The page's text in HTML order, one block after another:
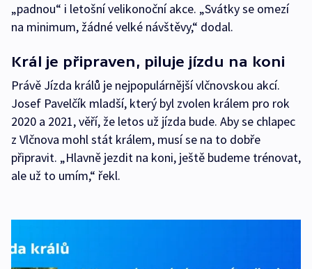
„padnou“ i letošní velikonoční akce. „Svátky se omezí
na minimum, žádné velké návštěvy,“ dodal.
Král je připraven, piluje jízdu na koni
Právě Jízda králů je nejpopulárnější vlčnovskou akcí.
Josef Pavelčík mladší, který byl zvolen králem pro rok
2020 a 2021, věří, že letos už jízda bude. Aby se chlapec
z Vlčnova mohl stát králem, musí se na to dobře
připravit. „Hlavně jezdit na koni, ještě budeme trénovat,
ale už to umím,“ řekl.